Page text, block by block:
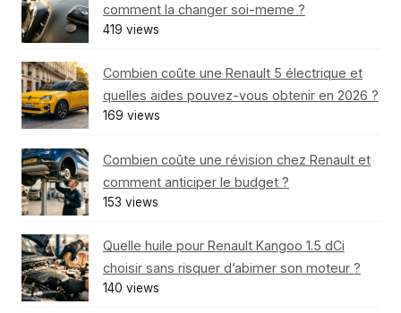
comment la changer soi-meme ?
419 views
Combien coûte une Renault 5 électrique et
quelles aides pouvez-vous obtenir en 2026 ?
169 views
Combien coûte une révision chez Renault et
comment anticiper le budget ?
153 views
Quelle huile pour Renault Kangoo 1.5 dCi
choisir sans risquer d’abimer son moteur ?
140 views